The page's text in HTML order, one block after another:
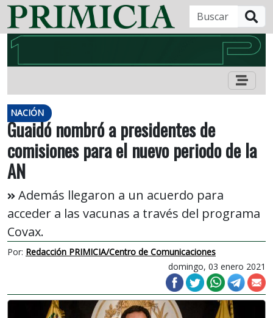
NACIÓN
Guaidó nombró a presidentes de
comisiones para el nuevo periodo de la
AN
Además llegaron a un acuerdo para
acceder a las vacunas a través del programa
Covax.
Por: Redacción PRIMICIA/Centro de Comunicaciones
domingo, 03 enero 2021